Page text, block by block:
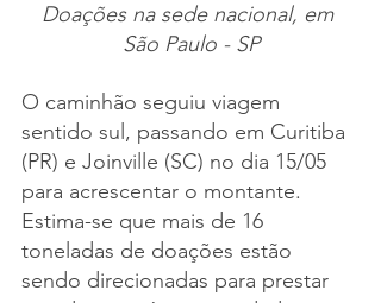
Doações na sede nacional, em
São Paulo - SP
O caminhão seguiu viagem
sentido sul, passando em Curitiba
(PR) e Joinville (SC) no dia 15/05
para acrescentar o montante.
Estima-se que mais de 16
toneladas de doações estão
sendo direcionadas para prestar